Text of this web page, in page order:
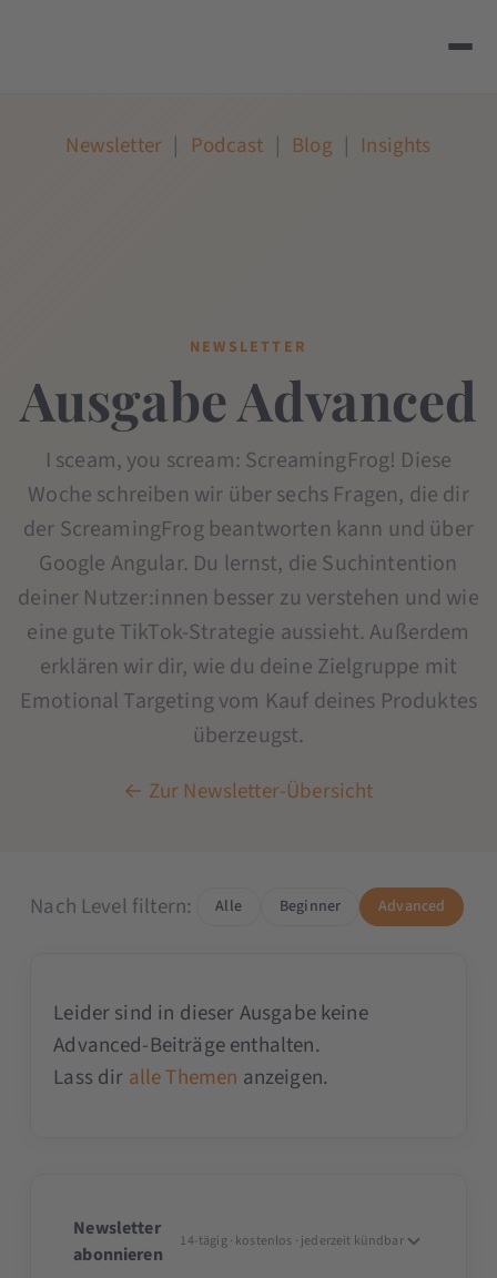
Newsletter | Podcast | Blog | Insights
NEWSLETTER
Ausgabe Advanced
I sceam, you scream: ScreamingFrog! Diese
Woche schreiben wir über sechs Fragen, die dir
der ScreamingFrog beantworten kann und über
Google Angular. Du lernst, die Suchintention
deiner Nutzer:innen besser zu verstehen und wie
eine gute TikTok-Strategie aussieht. Außerdem
erklären wir dir, wie du deine Zielgruppe mit
Emotional Targeting vom Kauf deines Produktes
überzeugst.
← Zur Newsletter-Übersicht
Nach Level filtern: Alle Beginner Advanced
Leider sind in dieser Ausgabe keine
Advanced-Beiträge enthalten.
Lass dir alle Themen anzeigen.
Newsletter
abonnieren
14-tägig · kostenlos · jederzeit kündbar